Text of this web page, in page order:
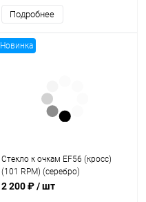
Подробнее
Новинка
Стекло к очкам EF56 (кросс)
(101 RPM) (серебро)
2 200 ₽/ шт